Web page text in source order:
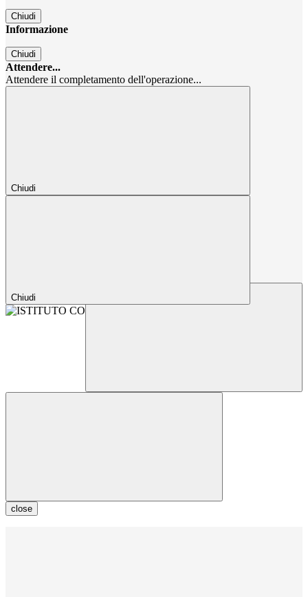
Chiudi
Informazione
Chiudi
Attendere...
Attendere il completamento dell'operazione...
Chiudi
Chiudi
close